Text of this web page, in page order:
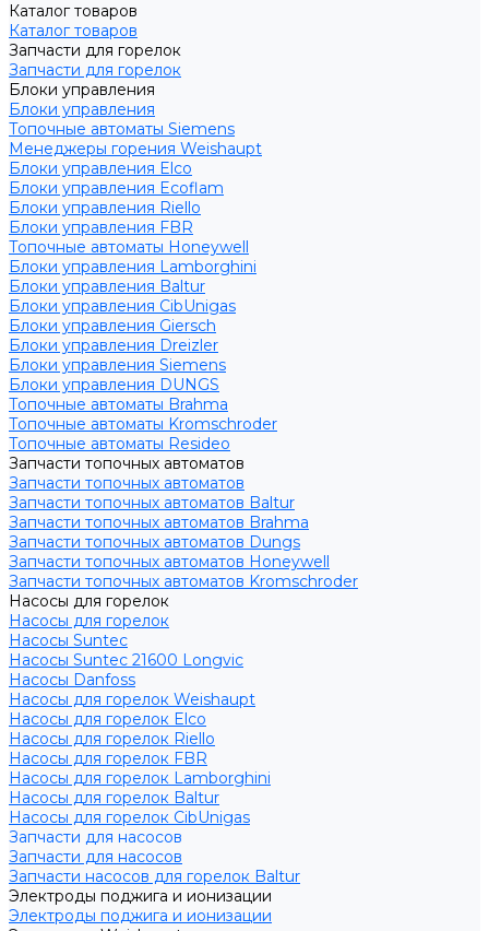
Каталог товаров
Каталог товаров
Запчасти для горелок
Запчасти для горелок
Блоки управления
Блоки управления
Топочные автоматы Siemens
Менеджеры горения Weishaupt
Блоки управления Elco
Блоки управления Ecoflam
Блоки управления Riello
Блоки управления FBR
Топочные автоматы Honeywell
Блоки управления Lamborghini
Блоки управления Baltur
Блоки управления CibUnigas
Блоки управления Giersch
Блоки управления Dreizler
Блоки управления Siemens
Блоки управления DUNGS
Топочные автоматы Brahma
Топочные автоматы Kromschroder
Топочные автоматы Resideo
Запчасти топочных автоматов
Запчасти топочных автоматов
Запчасти топочных автоматов Baltur
Запчасти топочных автоматов Brahma
Запчасти топочных автоматов Dungs
Запчасти топочных автоматов Honeywell
Запчасти топочных автоматов Kromschroder
Насосы для горелок
Насосы для горелок
Насосы Suntec
Насосы Suntec 21600 Longvic
Насосы Danfoss
Насосы для горелок Weishaupt
Насосы для горелок Elco
Насосы для горелок Riello
Насосы для горелок FBR
Насосы для горелок Lamborghini
Насосы для горелок Baltur
Насосы для горелок CibUnigas
Запчасти для насосов
Запчасти для насосов
Запчасти насосов для горелок Baltur
Электроды поджига и ионизации
Электроды поджига и ионизации